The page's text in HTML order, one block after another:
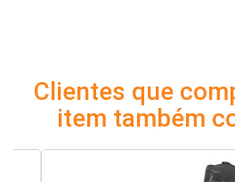
Clientes que
item também